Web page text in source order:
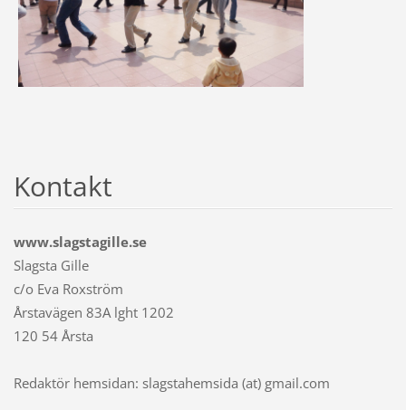
Kontakt
www.slagstagille.se
Slagsta Gille
c/o Eva Roxström
Årstavägen 83A lght 1202
120 54 Årsta
Redaktör hemsidan: slagstahemsida (at) gmail.com